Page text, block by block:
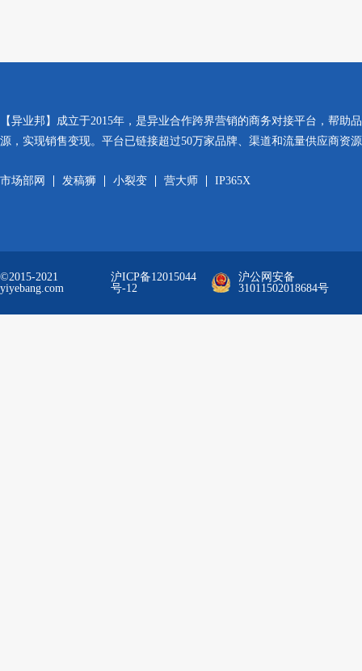
【异业邦】成立于2015年，是异业合作跨界营销的商务对接平台，帮助
源，实现销售变现。平台已链接超过50万家品牌、渠道和流量供应商资
市场部网 发稿狮 小裂变 营大师 IP365X
©2015-2021
yiyebang.com
沪ICP备12015044
号-12
沪公网安备
31011502018684号